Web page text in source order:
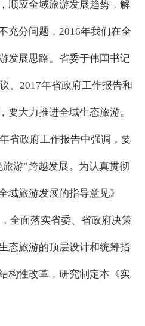
应全域旅游发展趋势，解
充分问题，2016年我们在全
发展思路。省委于伟国书记
、2017年省政府工作报告和
要大力推进全域生态旅游。
省政府工作报告中强调，要
游”跨越发展。为认真贯彻
域旅游发展的指导意见》
全面落实省委、省政府决策
态旅游的顶层设计和统筹指
构性改革，研究制定本《实